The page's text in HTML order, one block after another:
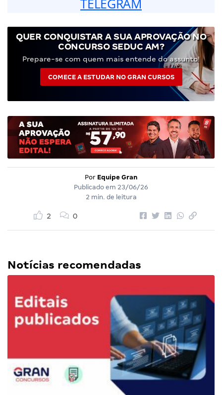
QUER CONQUISTAR A SUA APROVAÇÃO NO
CONCURSO SEDUC AM?
Prepare-se com quem mais entende do assunto!
COMECE A ESTUDAR NO GRAN CURSOS
Por Equipe Gran
Publicado em 23/06/26
2 min. de leitura
2 0
Notícias recomendadas